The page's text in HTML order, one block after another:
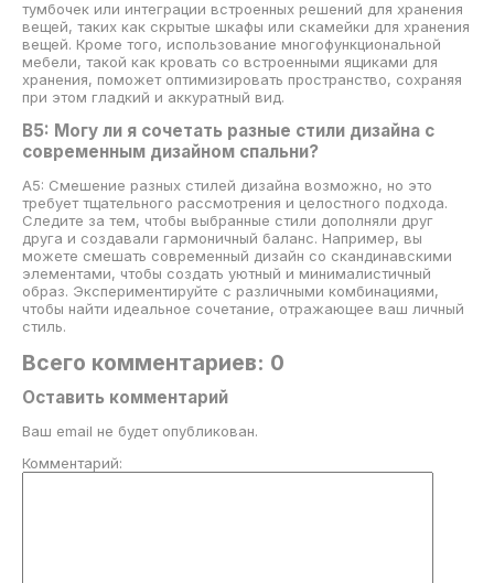
тумбочек или интеграции встроенных решений для хранения
вещей, таких как скрытые шкафы или скамейки для хранения
вещей. Кроме того, использование многофункциональной
мебели, такой как кровать со встроенными ящиками для
хранения, поможет оптимизировать пространство, сохраняя
при этом гладкий и аккуратный вид.
В5: Могу ли я сочетать разные стили дизайна с
современным дизайном спальни?
A5: Смешение разных стилей дизайна возможно, но это
требует тщательного рассмотрения и целостного подхода.
Следите за тем, чтобы выбранные стили дополняли друг
друга и создавали гармоничный баланс. Например, вы
можете смешать современный дизайн со скандинавскими
элементами, чтобы создать уютный и минималистичный
образ. Экспериментируйте с различными комбинациями,
чтобы найти идеальное сочетание, отражающее ваш личный
стиль.
Всего комментариев: 0
Оставить комментарий
Ваш email не будет опубликован.
Комментарий: